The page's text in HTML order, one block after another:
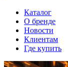
Каталог
О бренде
Новости
Клиентам
Где купить